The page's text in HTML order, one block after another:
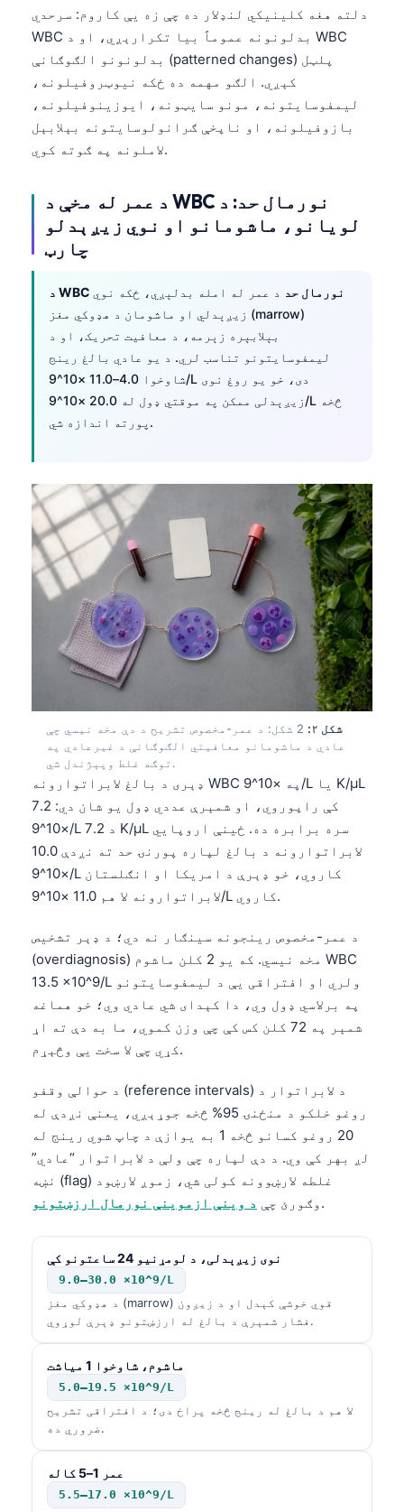
دلته هغه کلینیکي لنډلار ده چې زه یې کاروم: سرحدي
WBC بدلونونه عموماً بیا تکرارېږي، او د WBC
بدلونونو الګوګانې (patterned changes) پلټل
کېږي. الګو مهمه ده ځکه نیوټروفیلونه،
لیمفوسایتونه، مونو سایټونه، ایوزینوفیلونه،
بازوفیلونه، او ناپخې ګرانولوسایتونه بېلابېل
لاملونه په ګوته کوي.
د عمر له مخې د WBC نورمال حد: د
لویانو، ماشومانو او نوي زیږېدلو
چارټ
د WBC نورمال حد د عمر له امله بدلېږي، ځکه نوي
زیږېدلي او ماشومان د هډوکي مغز (marrow)
بېلابېره زېرمه، د معافیت تحریک، او د
لیمفوسایتونو تناسب لري. د یو عادي بالغ رینج
شاوخوا 4.0–11.0 ×10^9/L دی، خو یو روغ نوی
زیږېدلی ممکن په موقتي ډول له 20.0 ×10^9/L څخه
پورته اندازه شي.
شکل ۲:
2 شکل: د عمر-مخصوص تشریح د دې مخه نیسي چې
عادي د ماشومانو معافیتي الګوګانې د غیرعادي په
توګه غلط وپېژندل شي.
ډېری د بالغ لابراتوارونه WBC په ×10^9/L یا K/µL
کې راپوروي، او شمېرې عددي ډول یو شان دي: 7.2
×10^9/L د 7.2 K/µL سره برابره ده. ځینې اروپایي
لابراتوارونه د بالغ لپاره پورنۍ حد ته نږدې 10.0
×10^9/L کاروي، خو ډېرې د امریکا او انګلستان
لابراتوارونه لا هم 11.0 ×10^9/L کاروي.
د عمر-مخصوص رینجونه سینګار نه دي؛ د ډېر تشخیص
(overdiagnosis) مخه نیسي. که یو 2 کلن ماشوم WBC
13.5 ×10^9/L ولري او افتراقی یې د لیمفوسایتونو
په برلاسي ډول وي، دا کېدای شي عادي وي؛ خو هماغه
شمېر په 72 کلن کس کې چې وزن کموي، ما به دې ته اړ
کړي چې لا سخت یې وڅېړم.
د حوالې وقفو (reference intervals) د لابراتوار د
روغو خلکو د منځنۍ 95% څخه جوړېږي، یعنې نږدې له
20 روغو کسانو څخه 1 به یوازې د چاپ شوي رینج له
لږ بهر کې وي. د دې لپاره چې ولې د لابراتوار “عادي”
نښه (flag) غلطه لارښوونه کولی شي، زموږ لارښود
وګورئ چې د وینې ازموینې نورمال ارزښتونو .
نوی زیږېدلی، د لومړنیو 24 ساعتونو کې
9.0–30.0 ×10^9/L
د هډوکي مغز (marrow) قوي خوشې کېدل او د زیږون
فشار شمېرې د بالغ له ارزښتونو ډېرې لوړوي.
ماشوم، شاوخوا 1 میاشت
5.0–19.5 ×10^9/L
لا هم د بالغ له رینج څخه پراخ دی؛ د افتراقی تشریح
ضروري ده.
عمر 1–5 کاله
5.5–17.0 ×10^9/L